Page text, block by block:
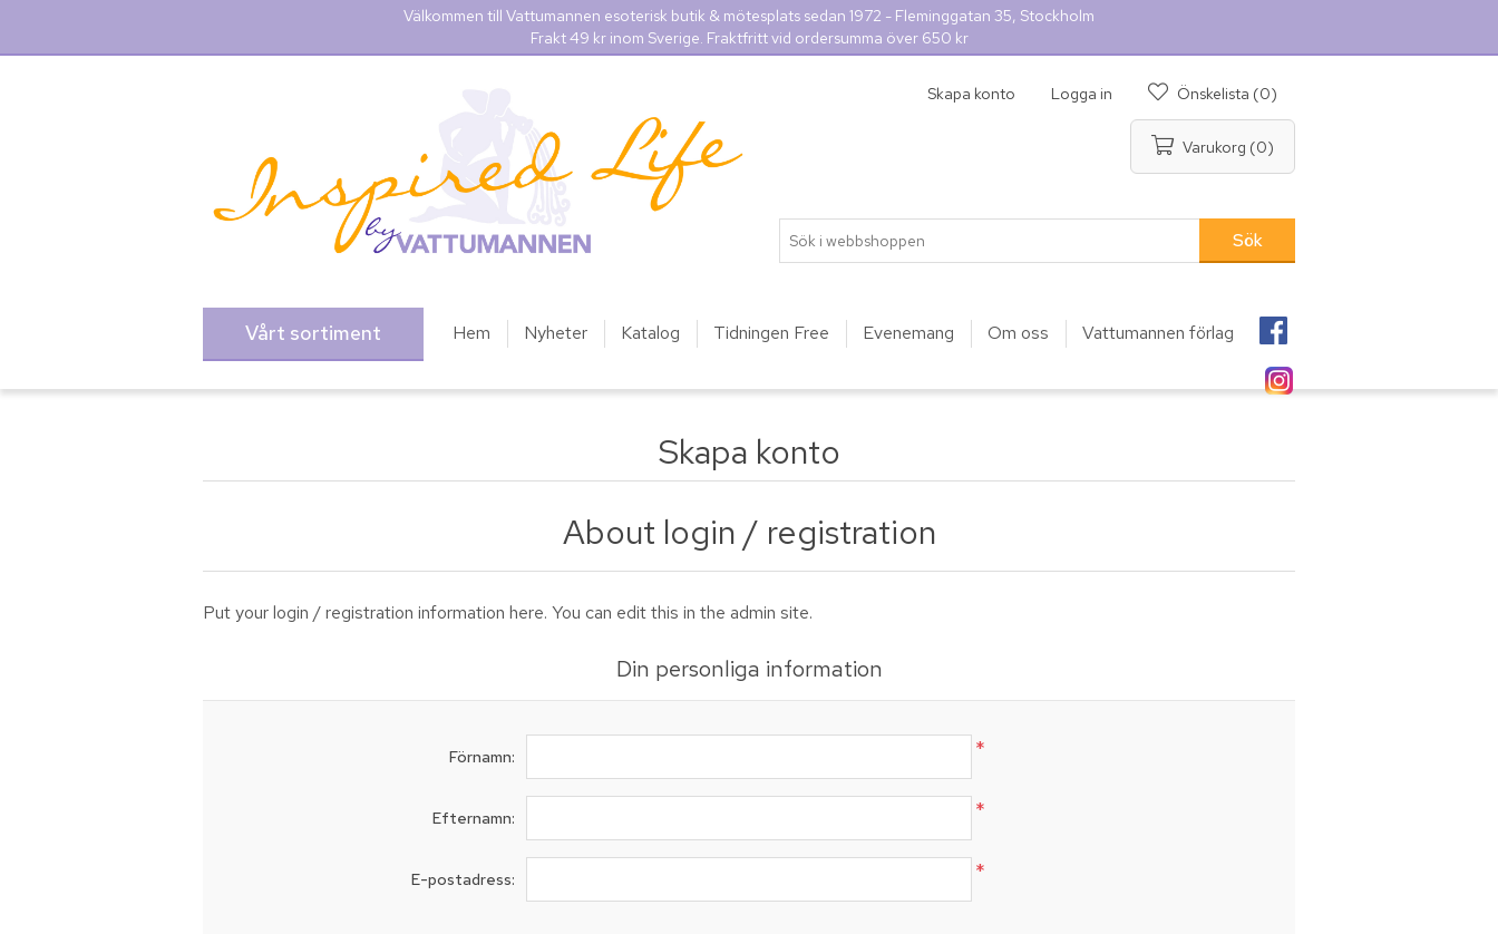
Välkommen till Vattumannen esoterisk butik & mötesplats sedan 1972 - Fleminggatan 35, Stockholm
Frakt 49 kr inom Sverige. Fraktfritt vid ordersumma över 650 kr
Skapa konto Logga in Önskelista (0)
Varukorg (0)
Vårt sortiment Hem Nyheter Katalog Tidningen Free Evenemang Om oss Vattumannen förlag
Skapa konto
About login / registration
Put your login / registration information here. You can edit this in the admin site.
Din personliga information
Förnamn: *
Efternamn: *
E-postadress: *